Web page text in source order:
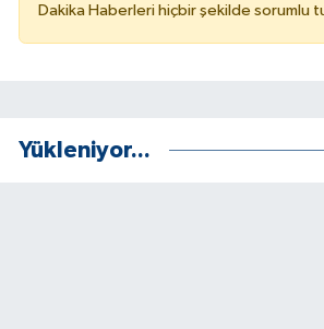
Dakika Haberleri hiçbir şekilde sorumlu
Yükleniyor...